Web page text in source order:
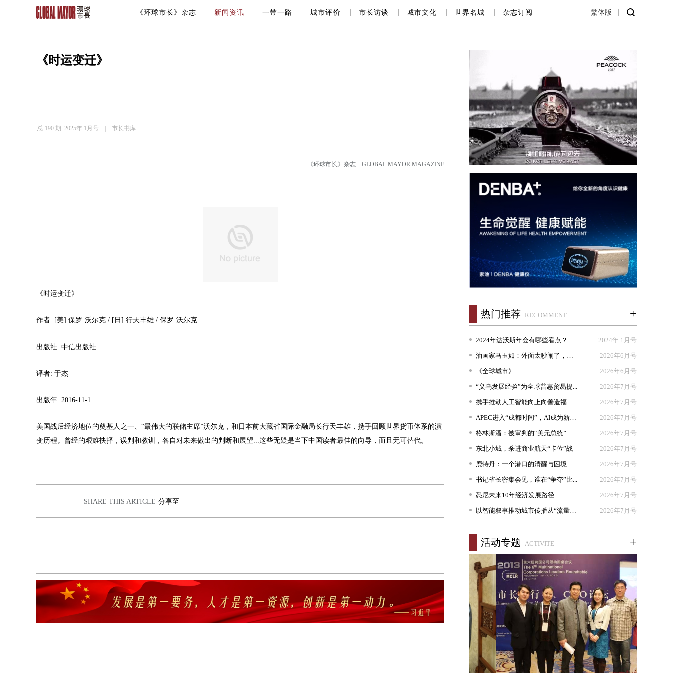
《环球市长》杂志 新闻资讯 一带一路 城市评价 市长访谈 城市文化 世界名城 杂志订阅 繁体版
《时运变迁》
总 190 期 2025年 1月号 | 市长书库
《环球市长》杂志 GLOBAL MAYOR MAGAZINE
《时运变迁》
作者: [美] 保罗·沃尔克 / [日] 行天丰雄 / 保罗·沃尔克
出版社: 中信出版社
译者: 于杰
出版年: 2016-11-1
美国战后经济地位的奠基人之一、“最伟大的联储主席”沃尔克，和日本前大藏省国际金融局长行天丰雄，携手回顾世界货币体系的演
变历程。曾经的艰难抉择，误判和教训，各自对未来做出的判断和展望...这些无疑是当下中国读者最佳的向导，而且无可替代。
SHARE THIS ARTICLE 分享至
热门推荐 RECOMMENT +
2024年达沃斯年会有哪些看点？ 2024年 1月号
油画家马玉如：外面太吵闹了，我想... 2026年6月号
《全球城市》 2026年6月号
“义乌发展经验”为全球普惠贸易提... 2026年7月号
携手推动人工智能向上向善造福人类 2026年7月号
APEC进入“成都时间”，AI成为新坐... 2026年7月号
格林斯潘：被审判的“美元总统” 2026年7月号
东北小城，杀进商业航天“卡位”战 2026年7月号
鹿特丹：一个港口的清醒与困境 2026年7月号
书记省长密集会见，谁在“争夺”比... 2026年7月号
悉尼未来10年经济发展路径 2026年7月号
以智能叙事推动城市传播从“流量出... 2026年7月号
活动专题 ACTIVITE +